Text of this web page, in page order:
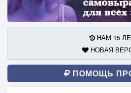
НАМ 15
НОВАЯ
ПОМОЩЬ